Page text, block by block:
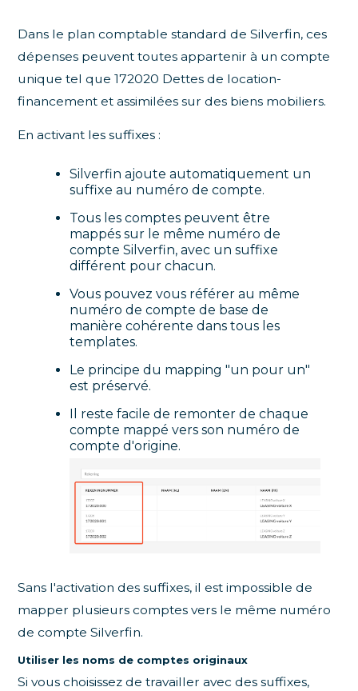
Dans le plan comptable standard de Silverfin, ces
dépenses peuvent toutes appartenir à un compte
unique tel que 172020 Dettes de location-
financement et assimilées sur des biens mobiliers.
En activant les suffixes :
Silverfin ajoute automatiquement un
suffixe au numéro de compte.
Tous les comptes peuvent être
mappés sur le même numéro de
compte Silverfin, avec un suffixe
différent pour chacun.
Vous pouvez vous référer au même
numéro de compte de base de
manière cohérente dans tous les
templates.
Le principe du mapping "un pour un"
est préservé.
Il reste facile de remonter de chaque
compte mappé vers son numéro de
compte d'origine.
Sans l'activation des suffixes, il est impossible de
mapper plusieurs comptes vers le même numéro
de compte Silverfin.
Utiliser les noms de comptes originaux
Si vous choisissez de travailler avec des suffixes,